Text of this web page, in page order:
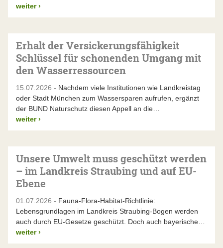
weiter ›
Erhalt der Versickerungsfähigkeit
Schlüssel für schonenden Umgang mit
den Wasserressourcen
15.07.2026 - Nachdem viele Institutionen wie Landkreistag
oder Stadt München zum Wassersparen aufrufen, ergänzt
der BUND Naturschutz diesen Appell an die…
weiter ›
Unsere Umwelt muss geschützt werden
– im Landkreis Straubing und auf EU-
Ebene
01.07.2026 - Fauna-Flora-Habitat-Richtlinie:
Lebensgrundlagen im Landkreis Straubing-Bogen werden
auch durch EU-Gesetze geschützt. Doch auch bayerische…
weiter ›